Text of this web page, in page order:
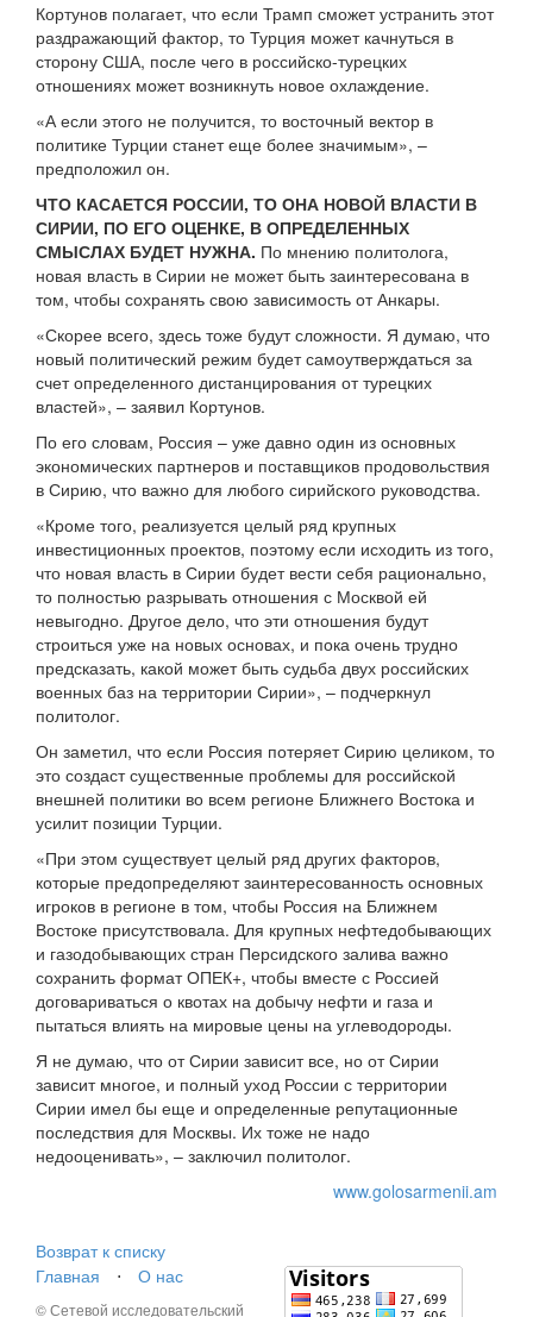
Кортунов полагает, что если Трамп сможет устранить этот
раздражающий фактор, то Турция может качнуться в
сторону США, после чего в российско-турецких
отношениях может возникнуть новое охлаждение.
«А если этого не получится, то восточный вектор в
политике Турции станет еще более значимым», –
предположил он.
ЧТО КАСАЕТСЯ РОССИИ, ТО ОНА НОВОЙ ВЛАСТИ В
СИРИИ, ПО ЕГО ОЦЕНКЕ, В ОПРЕДЕЛЕННЫХ
СМЫСЛАХ БУДЕТ НУЖНА. По мнению политолога,
новая власть в Сирии не может быть заинтересована в
том, чтобы сохранять свою зависимость от Анкары.
«Скорее всего, здесь тоже будут сложности. Я думаю, что
новый политический режим будет самоутверждаться за
счет определенного дистанцирования от турецких
властей», – заявил Кортунов.
По его словам, Россия – уже давно один из основных
экономических партнеров и поставщиков продовольствия
в Сирию, что важно для любого сирийского руководства.
«Кроме того, реализуется целый ряд крупных
инвестиционных проектов, поэтому если исходить из того,
что новая власть в Сирии будет вести себя рационально,
то полностью разрывать отношения с Москвой ей
невыгодно. Другое дело, что эти отношения будут
строиться уже на новых основах, и пока очень трудно
предсказать, какой может быть судьба двух российских
военных баз на территории Сирии», – подчеркнул
политолог.
Он заметил, что если Россия потеряет Сирию целиком, то
это создаст существенные проблемы для российской
внешней политики во всем регионе Ближнего Востока и
усилит позиции Турции.
«При этом существует целый ряд других факторов,
которые предопределяют заинтересованность основных
игроков в регионе в том, чтобы Россия на Ближнем
Востоке присутствовала. Для крупных нефтедобывающих
и газодобывающих стран Персидского залива важно
сохранить формат ОПЕК+, чтобы вместе с Россией
договариваться о квотах на добычу нефти и газа и
пытаться влиять на мировые цены на углеводороды.
Я не думаю, что от Сирии зависит все, но от Сирии
зависит многое, и полный уход России с территории
Сирии имел бы еще и определенные репутационные
последствия для Москвы. Их тоже не надо
недооценивать», – заключил политолог.
www.golosarmenii.am
Возврат к списку
Главная
⋅ О нас
© Сетевой исследовательский